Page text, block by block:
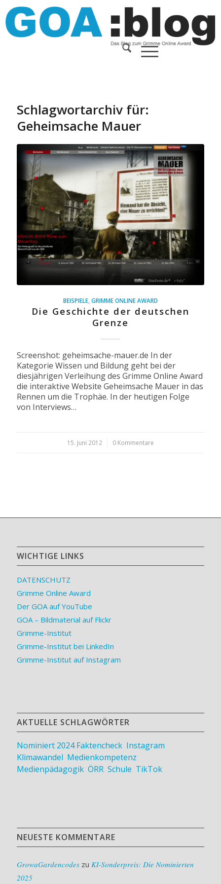
Schlagwortarchiv für:
Geheimsache Mauer
BEISPIELE, GRIMME ONLINE AWARD
Die Geschichte der deutschen
Grenze
Screenshot: geheimsache-mauer.de In der
Kategorie Wissen und Bildung geht bei der
diesjährigen Verleihung des Grimme Online Award
die interaktive Website Geheimsache Mauer in das
Rennen um die Trophäe. In der heutigen Folge
von Interviews…
15. Juni 2012 0 Kommentare
WICHTIGE LINKS
DATENSCHUTZ
Grimme Online Award
Der GOA auf YouTube
GOA – Bildmaterial auf Flickr
Grimme-Institut
Grimme-Institut bei LinkedIn
Grimme-Institut auf Instagram
AKTUELLE SCHLAGWÖRTER
Nominiert 2024 Faktencheck, Instagram
Klimawandel Medienkompetenz
Medienpädagogik, ÖRR, Schule TikTok
NEUESTE KOMMENTARE
GrowaGardencodeszu KI-Sonderpreis: Die Nominierten
2025